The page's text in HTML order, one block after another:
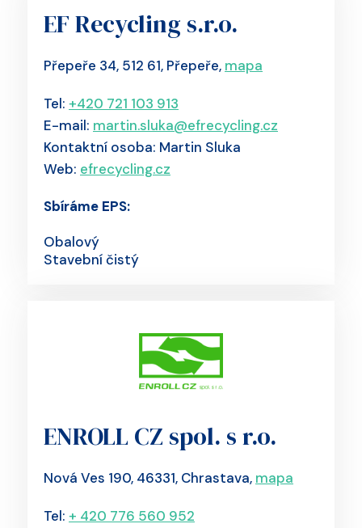
EF Recycling s.r.o.
Přepeře 34, 512 61, Přepeře, mapa
Tel: +420 721 103 913
E-mail: martin.sluka@efrecycling.cz
Kontaktní osoba: Martin Sluka
Web: efrecycling.cz
Sbíráme EPS:
Obalový
Stavební čistý
ENROLL CZ spol. s r.o.
Nová Ves 190, 46331, Chrastava, mapa
Tel: + 420 776 560 952